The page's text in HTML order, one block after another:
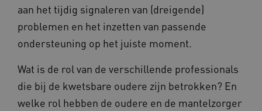
aan het tijdig signaleren van (dreigende)
problemen en het inzetten van passende
ondersteuning op het juiste moment.
Wat is de rol van de verschillende professionals
die bij de kwetsbare oudere zijn betrokken? En
welke rol hebben de oudere en de mantelzorger
VISITOR_PRIVACY_METADATA
YouTube
.youtube.com